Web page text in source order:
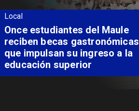
Local
Once estudiantes del Maule
reciben becas gastronómicas
que impulsan su ingreso a la
educación superior